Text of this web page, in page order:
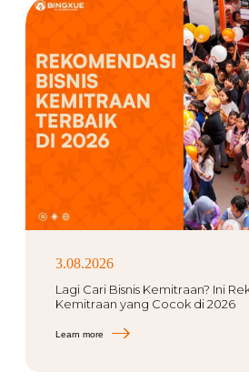
3.08.2026
Lagi Cari Bisnis Kemitraan? Ini
Kemitraan yang Cocok di 2026
Learn more